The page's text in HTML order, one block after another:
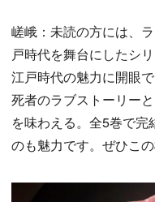
嵯峨：未読の方には、
戸時代を舞台にしたシ
江戸時代の魅力に開眼
死者のラブストーリー
を味わえる。全5巻で
のも魅力です。ぜひこ